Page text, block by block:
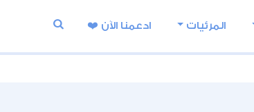
المرئيات ادعمنا اﻵن ❤️